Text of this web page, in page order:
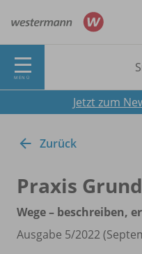
MENÜ
Jetzt zum
Zurück
Praxis
Wege – beschreiben,
Ausgabe 5/2022